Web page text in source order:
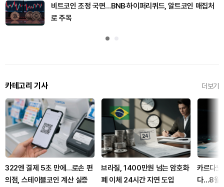
비트코인 조정 국면…BNB·하이퍼리퀴드, 알트코인 매집처
로 주목
카테고리 기사 더보기
322엔 결제 5초 만에…로손 편
의점, 스테이블코인 계산 실증
브라질, 1400만원 넘는 암호화
폐 이체 24시간 지연 도입
카르다
다…8월